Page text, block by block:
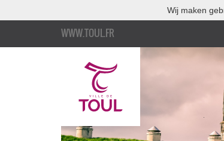
Wij maken
WWW.TOUL.FR